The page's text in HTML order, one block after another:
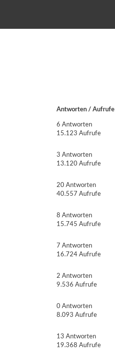
Antworten / Aufrufe
6 Antworten
15.123 Aufrufe
3 Antworten
13.120 Aufrufe
20 Antworten
40.557 Aufrufe
8 Antworten
15.745 Aufrufe
7 Antworten
16.724 Aufrufe
2 Antworten
9.536 Aufrufe
0 Antworten
8.093 Aufrufe
13 Antworten
19.368 Aufrufe